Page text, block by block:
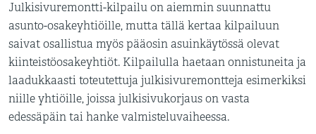
Julkisivuremontti-kilpailu on aiemmin suunnattu
asunto-osakeyhtiöille, mutta tällä kertaa kilpailuun
saivat osallistua myös pääosin asuinkäytössä olevat
kiinteistöosakeyhtiöt. Kilpailulla haetaan onnistuneita ja
laadukkaasti toteutettuja julkisivuremontteja esimerkiksi
niille yhtiöille, joissa julkisivukorjaus on vasta
edessäpäin tai hanke valmisteluvaiheessa.